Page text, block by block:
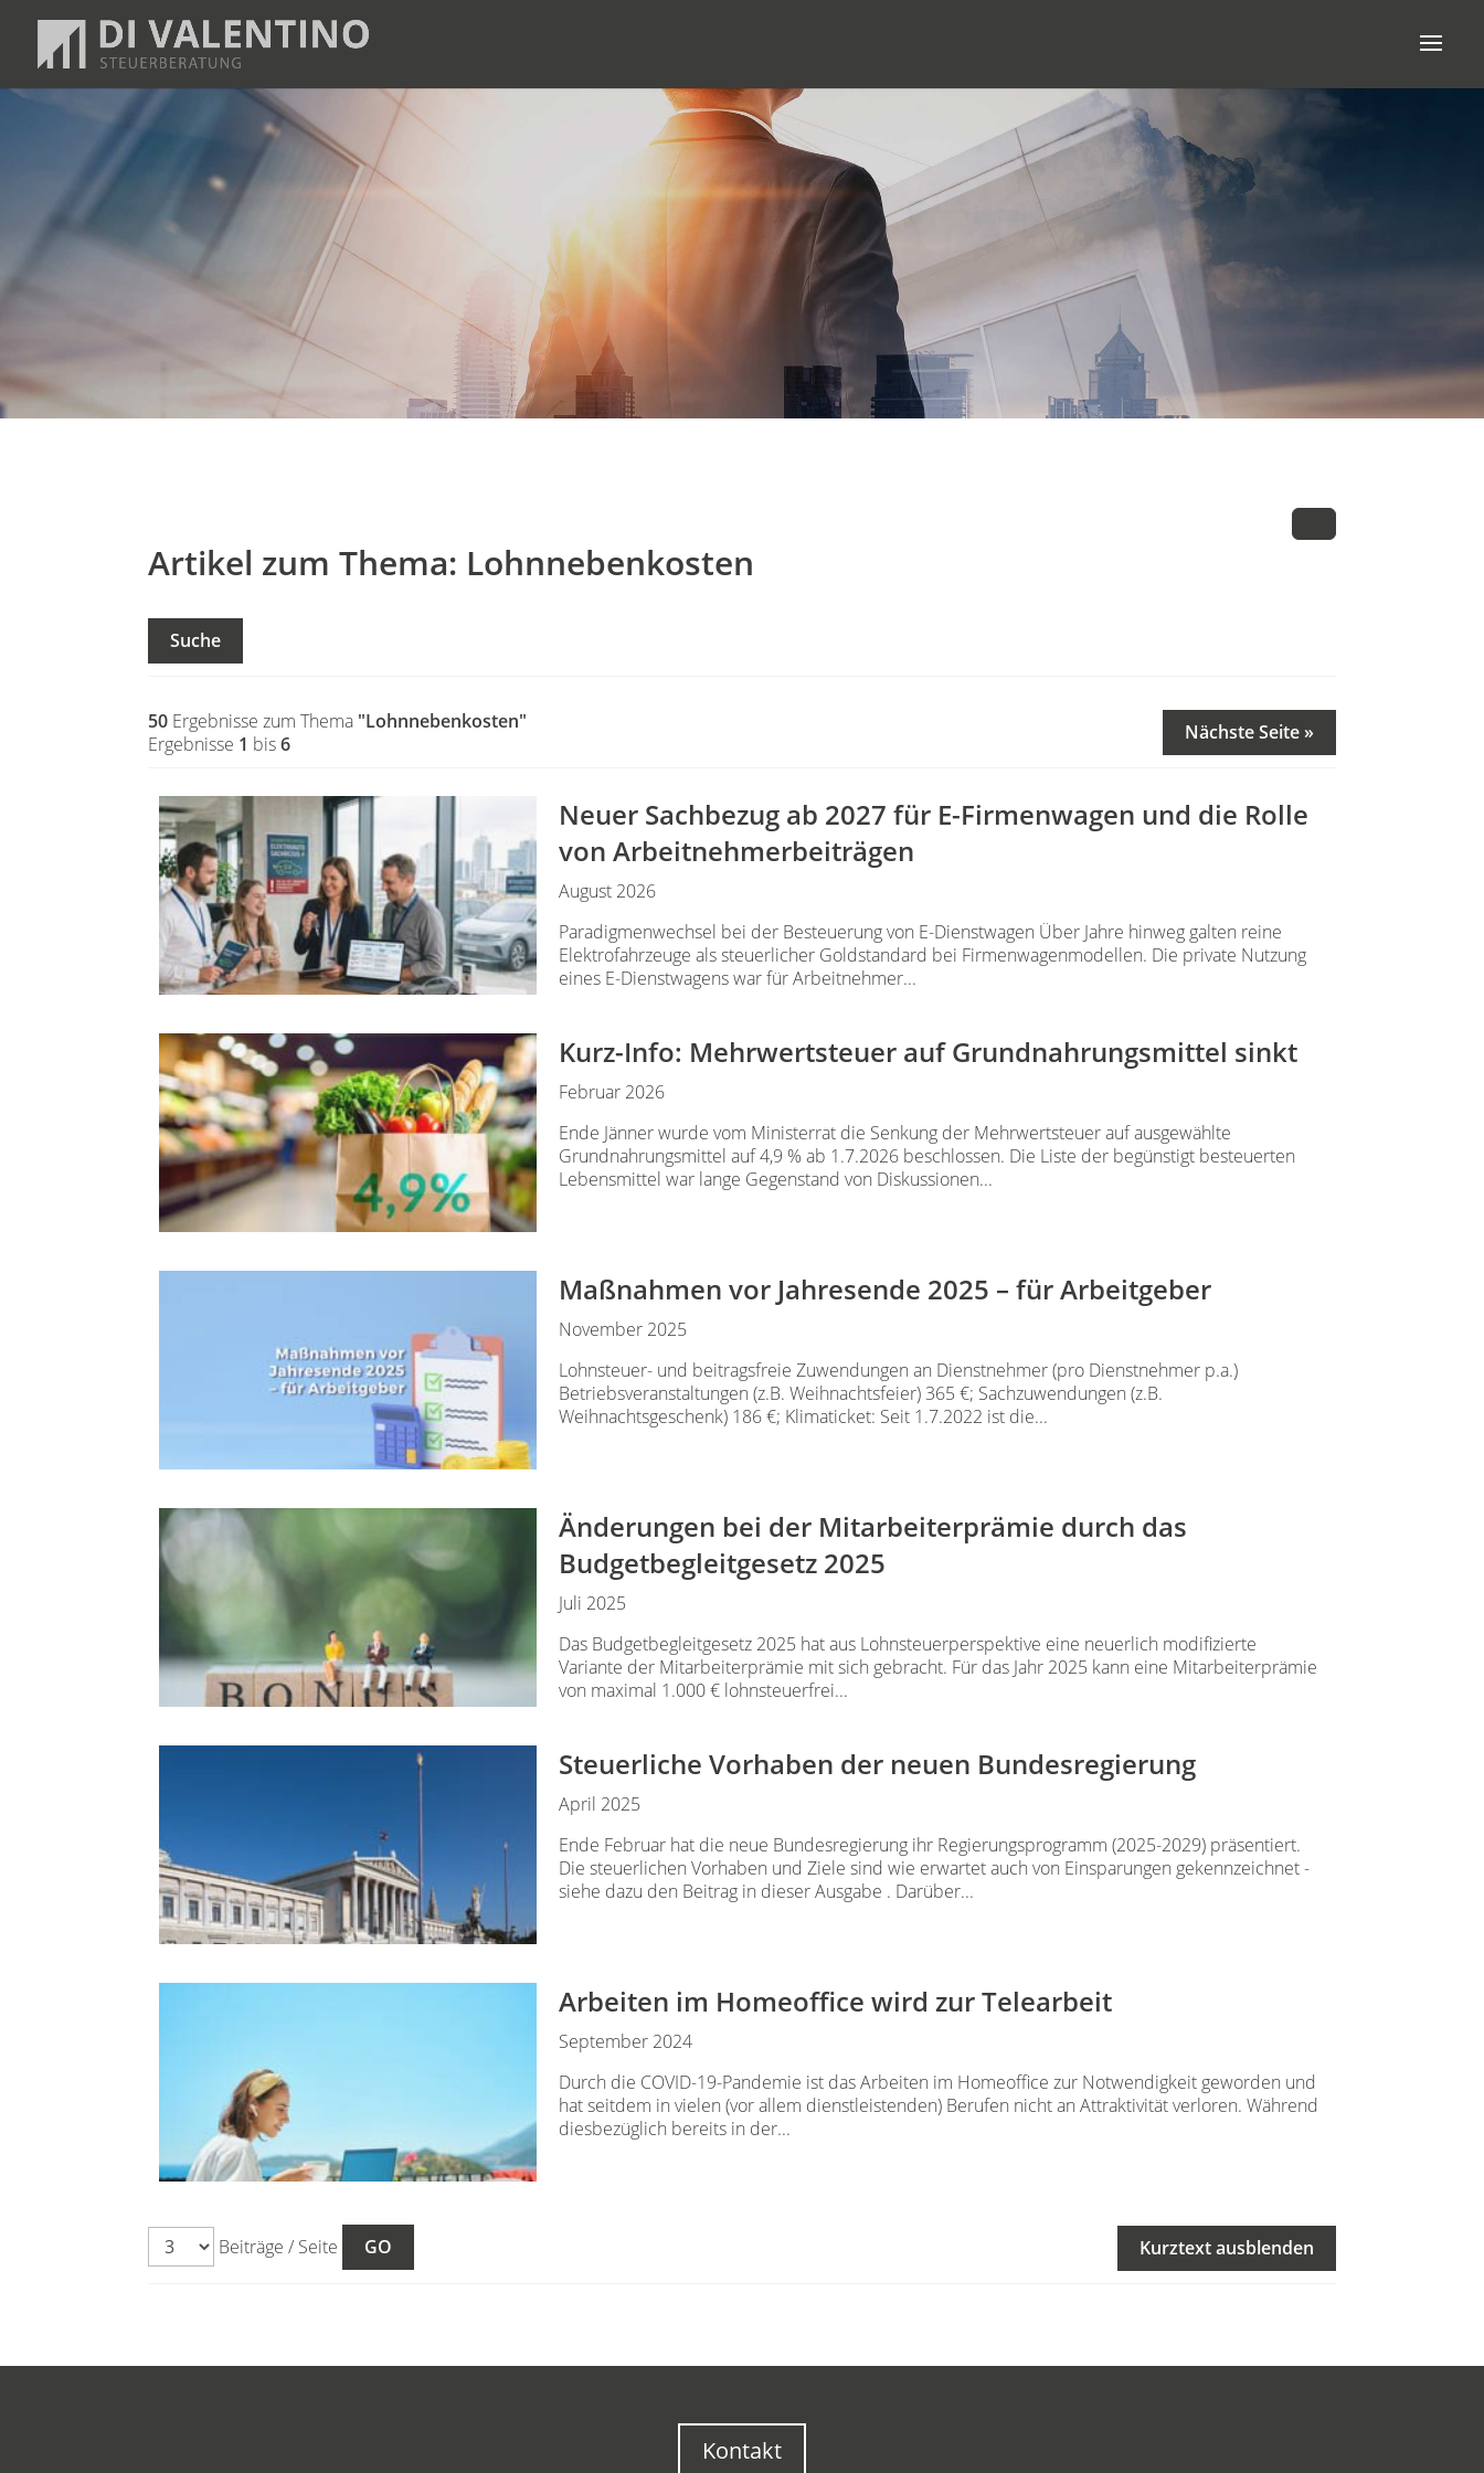
Artikel zum Thema: Lohnnebenkosten
Suche
50 Ergebnisse zum Thema "Lohnnebenkosten"
Ergebnisse 1 bis6 Nächste Seite »
Neuer Sachbezug ab 2027 für E-Firmenwagen und die Rolle
von Arbeitnehmer​­beiträgen
August 2026
Paradigmenwechsel bei der Besteuerung von E-Dienstwagen Über Jahre hinweg galten reine
Elektrofahrzeuge als steuerlicher Goldstandard bei Firmenwagenmodellen. Die private Nutzung
eines E-Dienstwagens war für Arbeitnehmer...
Kurz-Info: Mehrwertsteuer auf Grundnahrungsmittel sinkt
Februar 2026
Ende Jänner wurde vom Ministerrat die Senkung der Mehrwertsteuer auf ausgewählte
Grundnahrungsmittel auf 4,9 % ab 1.7.2026 beschlossen. Die Liste der begünstigt besteuerten
Lebensmittel war lange Gegenstand von Diskussionen...
Maßnahmen vor Jahresende 2025 – für Arbeitgeber
November 2025
Lohnsteuer- und beitragsfreie Zuwendungen an Dienstnehmer (pro Dienstnehmer p.a.)
Betriebsveranstaltungen (z.B. Weihnachtsfeier) 365 €; Sachzuwendungen (z.B.
Weihnachtsgeschenk) 186 €; Klimaticket: Seit 1.7.2022 ist die...
Änderungen bei der Mitarbeiterprämie durch das
Budgetbegleitgesetz 2025
Juli 2025
Das Budgetbegleitgesetz 2025 hat aus Lohnsteuerperspektive eine neuerlich modifizierte
Variante der Mitarbeiterprämie mit sich gebracht. Für das Jahr 2025 kann eine Mitarbeiterprämie
von maximal 1.000 € lohnsteuerfrei...
Steuerliche Vorhaben der neuen Bundesregierung
April 2025
Ende Februar hat die neue Bundesregierung ihr Regierungsprogramm (2025-2029) präsentiert.
Die steuerlichen Vorhaben und Ziele sind wie erwartet auch von Einsparungen gekennzeichnet -
siehe dazu den Beitrag in dieser Ausgabe . Darüber...
Arbeiten im Homeoffice wird zur Telearbeit
September 2024
Durch die COVID-19-Pandemie ist das Arbeiten im Homeoffice zur Notwendigkeit geworden und
hat seitdem in vielen (vor allem dienstleistenden) Berufen nicht an Attraktivität verloren. Während
diesbezüglich bereits in der...
Beiträge / Seite Kurztext ausblenden
Kontakt